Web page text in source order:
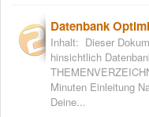
Datenbank
Inhalt: Dieser
hinsichtlich
Minuten Einleitung
Deine...